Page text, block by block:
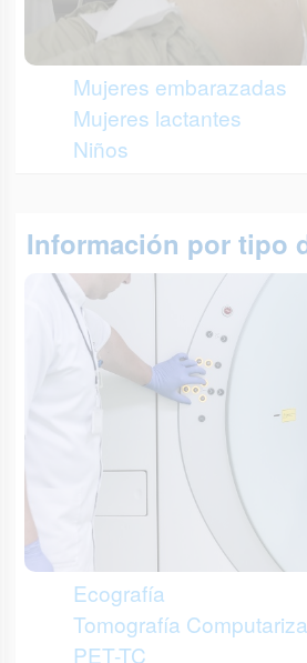
Mujeres embarazadas
Mujeres lactantes
Niños
Información por tipo
Ecografía
Tomografía
PET-TC